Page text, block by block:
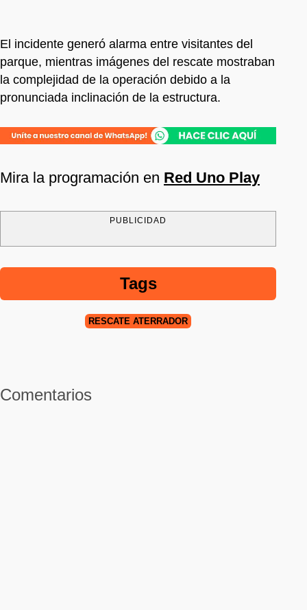
El incidente generó alarma entre visitantes del
parque, mientras imágenes del rescate mostraban
la complejidad de la operación debido a la
pronunciada inclinación de la estructura.
Mira la programación en Red Uno Play
PUBLICIDAD
Tags
RESCATE ATERRADOR
Comentarios